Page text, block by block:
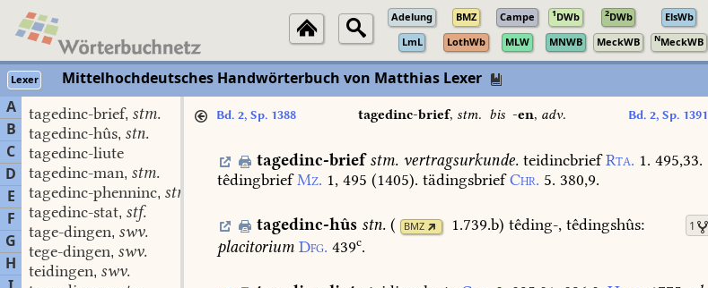
Adelung BMZ Campe 1DWb 2DWb ElsWb
LmL
LothWb MLW MNWB MeckWB NMeckWB
Lexer Mittelhochdeutsches Handwörterbuch von Matthias Lexer
A
B
C
D
E
F
G
H
tagedinc-brief, stm.
tagedinc-hûs, stn.
tagedinc-liute
tagedinc-man, stm.
tagedinc-phenninc, stm.
tagedinc-stat, stf.
tage-dingen, swv.
tege-dingen, swv.
teidingen, swv.
Bd. 2, Sp. 1388 tagedinc-brief, stm. bis -en, adv. Bd. 2, Sp. 1391
tagedinc-brief stm. vertragsurkunde. teidincbrief Rta. 1. 495,33.
têdingbrief Mz. 1, 495 (1405). tädingsbrief Chr. 5. 380,9.
1
tagedinc-hûs stn. ( BMZ 1.739.b) têding-, têdingshûs:
placitorium Dfg. 439c.